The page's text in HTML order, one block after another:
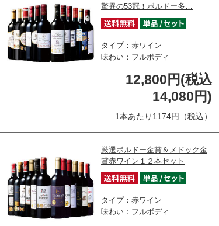
驚異の53冠！ボルドー多…
タイプ：赤ワイン
味わい：フルボディ
12,800円(税込
14,080円)
1本あたり1174円（税込）
厳選ボルドー金賞＆メドック金
賞赤ワイン１２本セット
タイプ：赤ワイン
味わい：フルボディ